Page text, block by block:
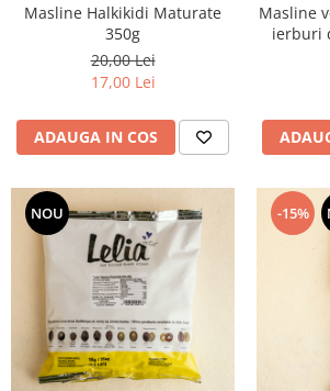
Masline Halkikidi Maturate
350g
20,00 Lei
17,00 Lei
ADAUGA IN COS
Masline
ierburi
NOU -15%